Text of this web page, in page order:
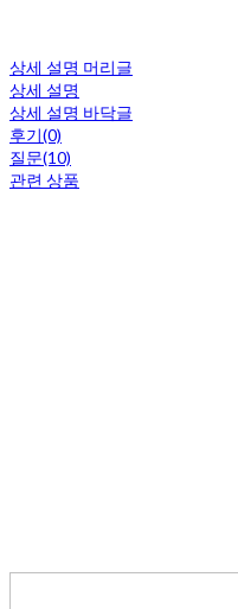
상세 설명 머리글
상세 설명
상세 설명 바닥글
후기(0)
질문(10)
관련 상품